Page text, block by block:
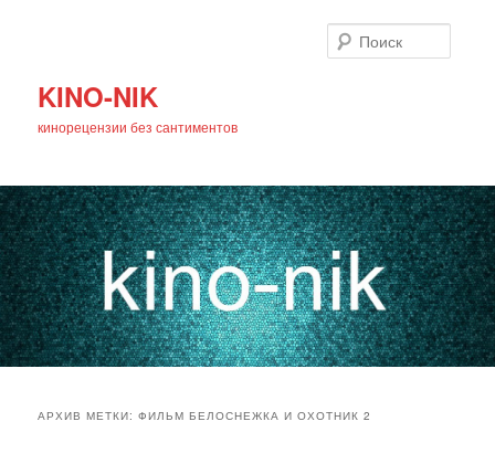
KINO-NIK
кинорецензии без сантиментов
АРХИВ МЕТКИ:ФИЛЬМ БЕЛОСНЕЖКА И ОХОТНИК 2